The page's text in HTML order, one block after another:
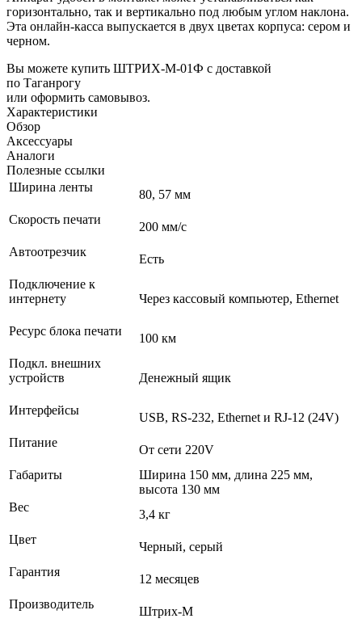
горизонтально, так и вертикально под любым углом наклона.
Эта онлайн-касса выпускается в двух цветах корпуса: сером и
черном.
Вы можете купить ШТРИХ-М-01Ф с доставкой
по Таганрогу
или оформить самовывоз.
Характеристики
Обзор
Аксессуары
Аналоги
Полезные ссылки
Ширина ленты
80, 57 мм
Скорость печати
200 мм/с
Автоотрезчик
Есть
Подключение к
интернету
Через кассовый компьютер, Ethernet
Ресурс блока печати
100 км
Подкл. внешних
устройств
Денежный ящик
Интерфейсы
USB, RS-232, Ethernet и RJ-12 (24V)
Питание
От сети 220V
Габариты
Ширина 150 мм, длина 225 мм,
высота 130 мм
Вес
3,4 кг
Цвет
Черный, серый
Гарантия
12 месяцев
Производитель
Штрих-М